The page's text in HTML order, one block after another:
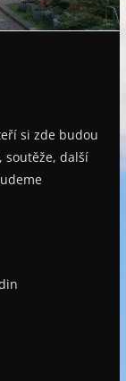
si zde budou
soutěže, další